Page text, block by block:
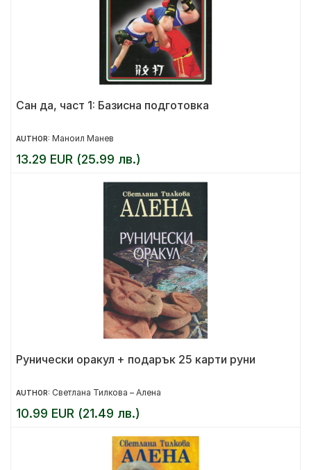
Сан да, част 1: Базисна подготовка
AUTHOR: Маноил Манев
13.29 EUR (25.99 лв.)
Рунически оракул + подарък 25 карти руни
AUTHOR: Светлана Тилкова – Алена
10.99 EUR (21.49 лв.)